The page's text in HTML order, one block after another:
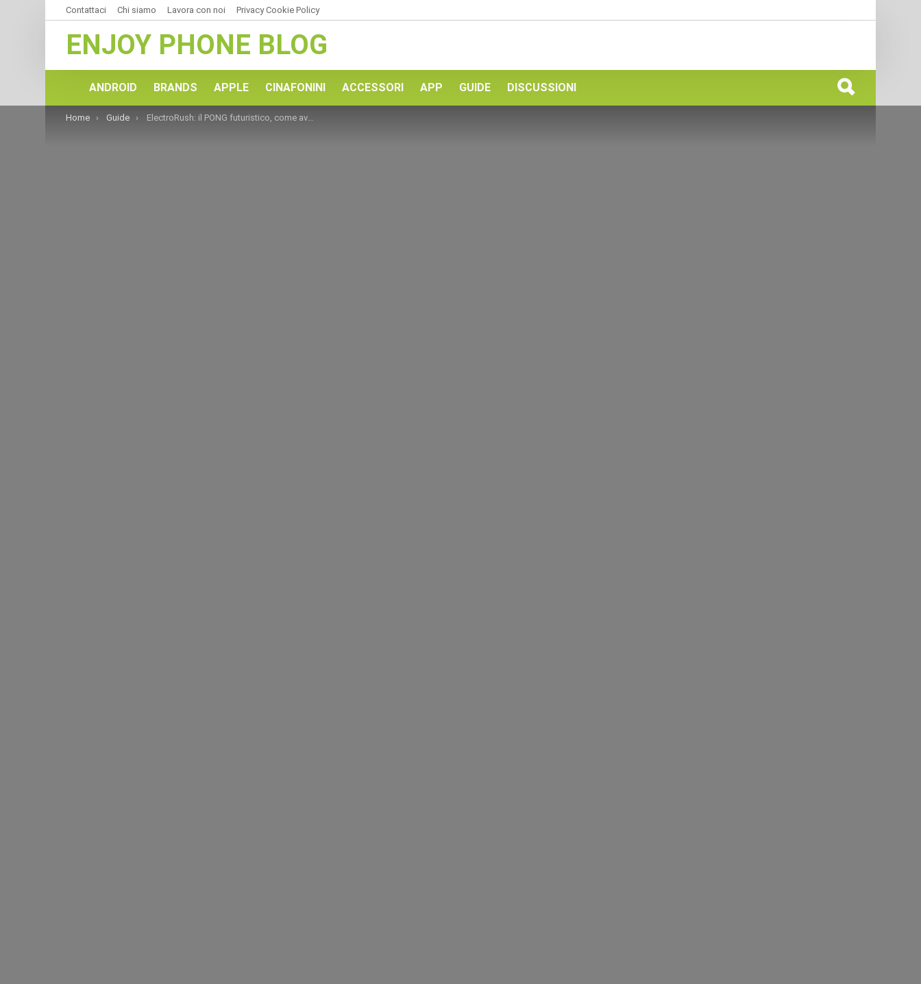
Contattaci Chi siamo Lavora con noi Privacy Cookie Policy
ENJOY PHONE BLOG
ANDROID BRANDS APPLE CINAFONINI ACCESSORI APP GUIDE DISCUSSIONI
You are here:
Home Guide ElectroRush: il PONG futuristico, come avere monete infinite – Trucchi